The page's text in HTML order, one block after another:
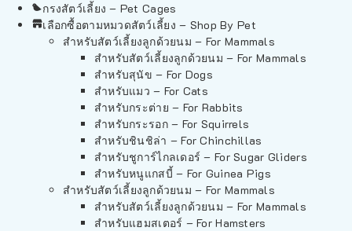
กรงสัตว์เลี้ยง – Pet Cages
เลือกซื้อตามหมวดสัตว์เลี้ยง – Shop By Pet
สำหรับสัตว์เลี้ยงลูกด้วยนม – For Mammals
สำหรับสัตว์เลี้ยงลูกด้วยนม – For Mammals
สำหรับสุนัข – For Dogs
สำหรับแมว – For Cats
สำหรับกระต่าย – For Rabbits
สำหรับกระรอก – For Squirrels
สำหรับชินชิล่า – For Chinchillas
สำหรับชูการ์ไกลเดอร์ – For Sugar Gliders
สำหรับหนูแกสบี้ – For Guinea Pigs
สำหรับสัตว์เลี้ยงลูกด้วยนม – For Mammals
สำหรับสัตว์เลี้ยงลูกด้วยนม – For Mammals
สำหรับแฮมสเตอร์ – For Hamsters